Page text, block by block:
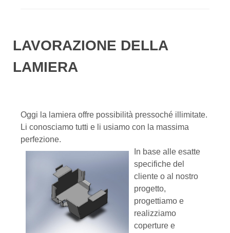
LAVORAZIONE DELLA
LAMIERA
Oggi la lamiera offre possibilità pressoché illimitate.
Li conosciamo tutti e li usiamo con la massima
perfezione.
In base alle esatte
specifiche del
cliente o al nostro
progetto,
progettiamo e
realizziamo
coperture e